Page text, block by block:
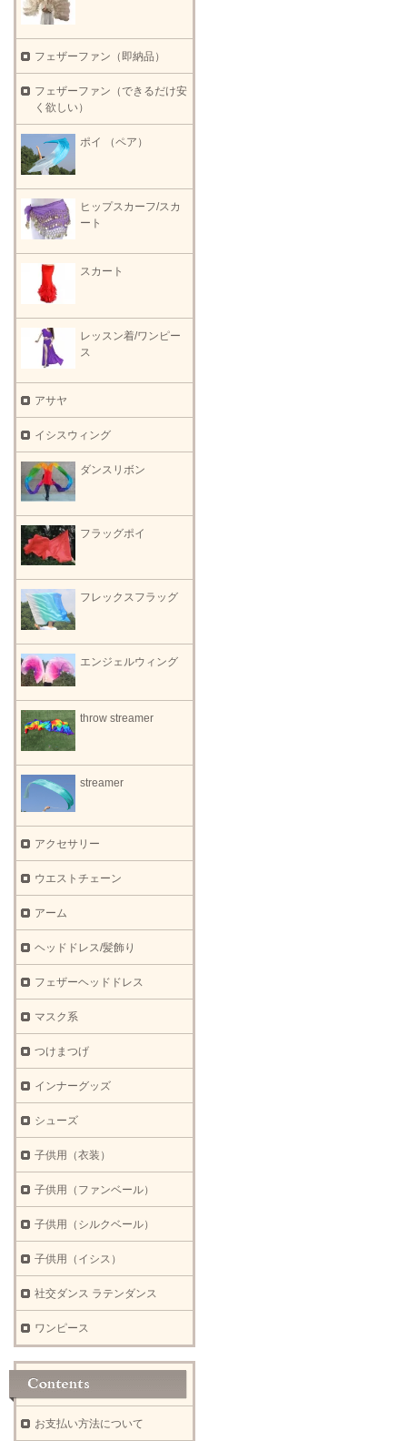
フェザーファン（即納品）
フェザーファン（できるだけ安
く欲しい）
ポイ （ペア）
ヒップスカーフ/スカ
ート
スカート
レッスン着/ワンピー
ス
アサヤ
イシスウィング
ダンスリボン
フラッグポイ
フレックスフラッグ
エンジェルウィング
throw streamer
streamer
アクセサリー
ウエストチェーン
アーム
ヘッドドレス/髪飾り
フェザーヘッドドレス
マスク系
つけまつげ
インナーグッズ
シューズ
子供用（衣装）
子供用（ファンベール）
子供用（シルクベール）
子供用（イシス）
社交ダンス ラテンダンス
ワンピース
お支払い方法について